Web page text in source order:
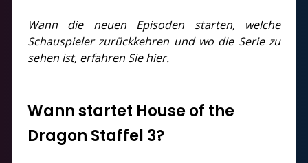
Wann die neuen Episoden starten, welche
Schauspieler zurückkehren und wo die Serie zu
sehen ist, erfahren Sie hier.
Wann startet House of the
Dragon Staffel 3?